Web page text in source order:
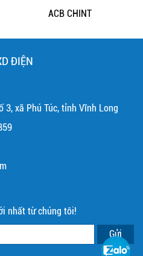
ACB CHINT
ĐIỆN
3, xã Phú Túc, tỉnh Vĩnh Long
nhất từ chúng tôi!